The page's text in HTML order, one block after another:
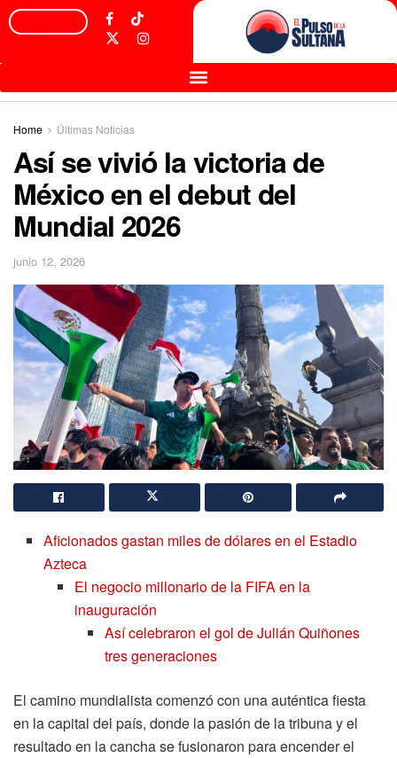
Home Últimas Noticias
Así se vivió la victoria de
México en el debut del
Mundial 2026
junio 12, 2026
Aficionados gastan miles de dólares en el Estadio
Azteca
El negocio millonario de la FIFA en la
inauguración
Así celebraron el gol de Julián Quiñones
tres generaciones
El camino mundialista comenzó con una auténtica fiesta
en la capital del país, donde la pasión de la tribuna y el
resultado en la cancha se fusionaron para encender el